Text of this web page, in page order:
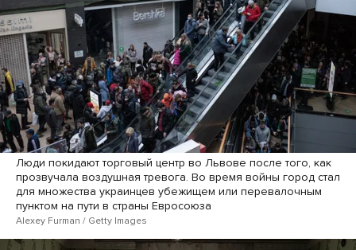
Люди покидают торговый центр во Львове после того, как
прозвучала воздушная тревога. Во время войны город стал
для множества украинцев убежищем или перевалочным
пунктом на пути в страны Евросоюза
Alexey Furman / Getty Images